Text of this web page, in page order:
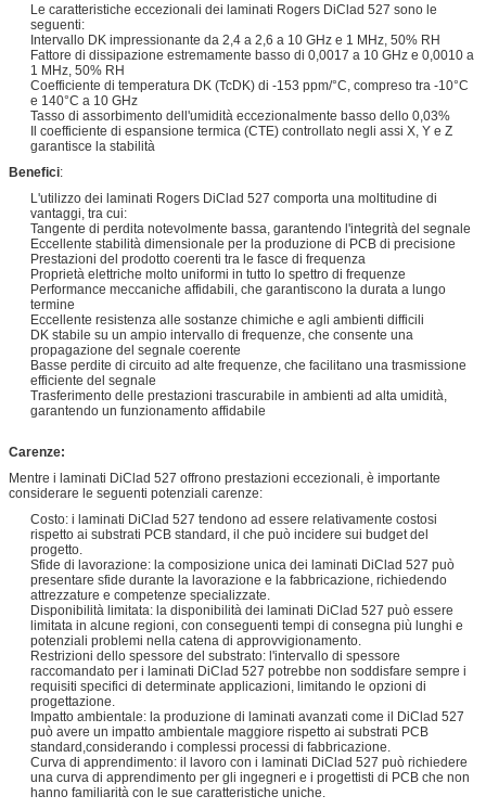
Le caratteristiche eccezionali dei laminati Rogers DiClad 527 sono le
seguenti:
Intervallo DK impressionante da 2,4 a 2,6 a 10 GHz e 1 MHz, 50% RH
Fattore di dissipazione estremamente basso di 0,0017 a 10 GHz e 0,0010 a
1 MHz, 50% RH
Coefficiente di temperatura DK (TcDK) di -153 ppm/°C, compreso tra -10°C
e 140°C a 10 GHz
Tasso di assorbimento dell'umidità eccezionalmente basso dello 0,03%
Il coefficiente di espansione termica (CTE) controllato negli assi X, Y e Z
garantisce la stabilità
Benefici:
L'utilizzo dei laminati Rogers DiClad 527 comporta una moltitudine di
vantaggi, tra cui:
Tangente di perdita notevolmente bassa, garantendo l'integrità del segnale
Eccellente stabilità dimensionale per la produzione di PCB di precisione
Prestazioni del prodotto coerenti tra le fasce di frequenza
Proprietà elettriche molto uniformi in tutto lo spettro di frequenze
Performance meccaniche affidabili, che garantiscono la durata a lungo
termine
Eccellente resistenza alle sostanze chimiche e agli ambienti difficili
DK stabile su un ampio intervallo di frequenze, che consente una
propagazione del segnale coerente
Basse perdite di circuito ad alte frequenze, che facilitano una trasmissione
efficiente del segnale
Trasferimento delle prestazioni trascurabile in ambienti ad alta umidità,
garantendo un funzionamento affidabile
Carenze:
Mentre i laminati DiClad 527 offrono prestazioni eccezionali, è importante
considerare le seguenti potenziali carenze:
Costo: i laminati DiClad 527 tendono ad essere relativamente costosi
rispetto ai substrati PCB standard, il che può incidere sui budget del
progetto.
Sfide di lavorazione: la composizione unica dei laminati DiClad 527 può
presentare sfide durante la lavorazione e la fabbricazione, richiedendo
attrezzature e competenze specializzate.
Disponibilità limitata: la disponibilità dei laminati DiClad 527 può essere
limitata in alcune regioni, con conseguenti tempi di consegna più lunghi e
potenziali problemi nella catena di approvvigionamento.
Restrizioni dello spessore del substrato: l'intervallo di spessore
raccomandato per i laminati DiClad 527 potrebbe non soddisfare sempre i
requisiti specifici di determinate applicazioni, limitando le opzioni di
progettazione.
Impatto ambientale: la produzione di laminati avanzati come il DiClad 527
può avere un impatto ambientale maggiore rispetto ai substrati PCB
standard,considerando i complessi processi di fabbricazione.
Curva di apprendimento: il lavoro con i laminati DiClad 527 può richiedere
una curva di apprendimento per gli ingegneri e i progettisti di PCB che non
hanno familiarità con le sue caratteristiche uniche.